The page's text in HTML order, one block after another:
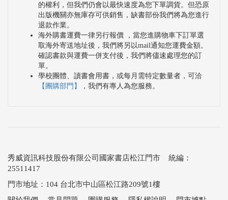
的權利，但我們仍會以最快速度為您下單調貨。但恐原
出版機關亦無庫存可供銷售，缺書部份我們將為您進行
退款作業。
海外購書運費一律另行報價 ，當您進購物車下訂單選
取海外寄送地址後，我們將另以mail通知您運費金額。
確認書款與運費一併支付後，我們將儘速處理您的訂
單。
學校團體、讀書會用書，或每月需特定數量者，可洽
【團購部門】
，我們有專人為您服務。
秀威資訊科技股份有限公司國家書店松江門市 統編：
25511417
門市地址：104 台北市中山區松江路209號1樓